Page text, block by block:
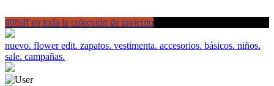
40%ff en toda la colección de invierno
nuevo. flower edit. zapatos. vestimenta. accesorios. básicos. niños.
sale. campañas.